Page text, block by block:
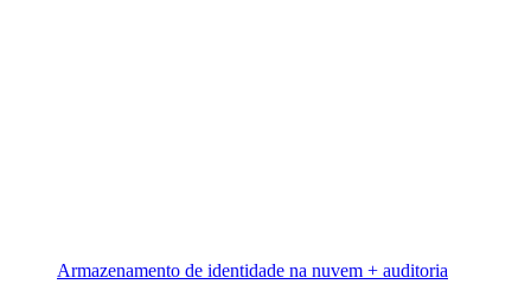
Armazenamento de identidade na nuvem + auditoria